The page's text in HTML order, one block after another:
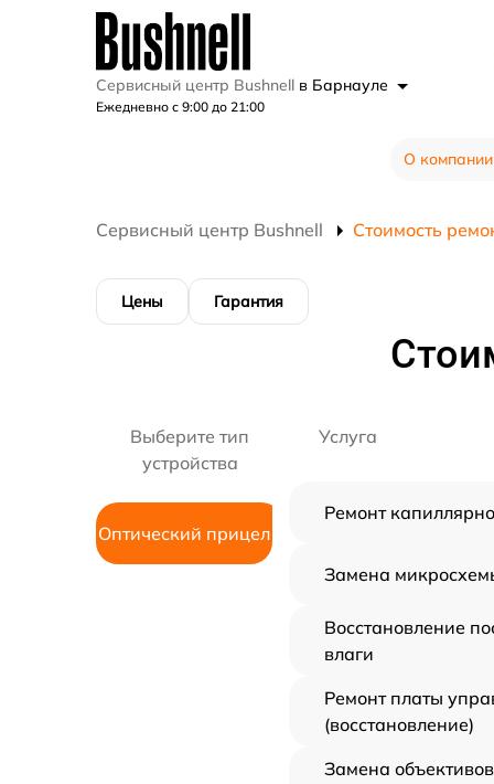
Сервисный центр Bushnell в Барнауле
Ежедневно с 9:00 до 21:00
О компании
Сервисный центр Bushnell Стоимость
Цены Гарантия
Выберите тип
устройства
Оптический прицел
Услуга
Ремонт
Замена
Восстановление
влаги
Ремонт платы
(восстановление)
Замена